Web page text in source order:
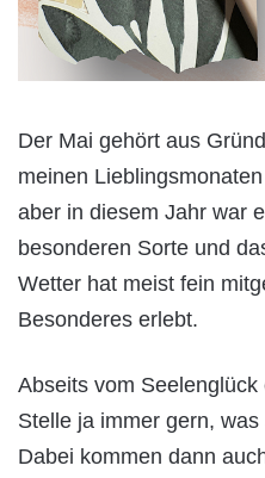
Der Mai gehört aus
meinen
aber in diesem Jahr war
besonderen Sorte und
Wetter hat meist fein
Besonderes erlebt.
Abseits vom
Stelle ja immer gern,
Dabei kommen dann